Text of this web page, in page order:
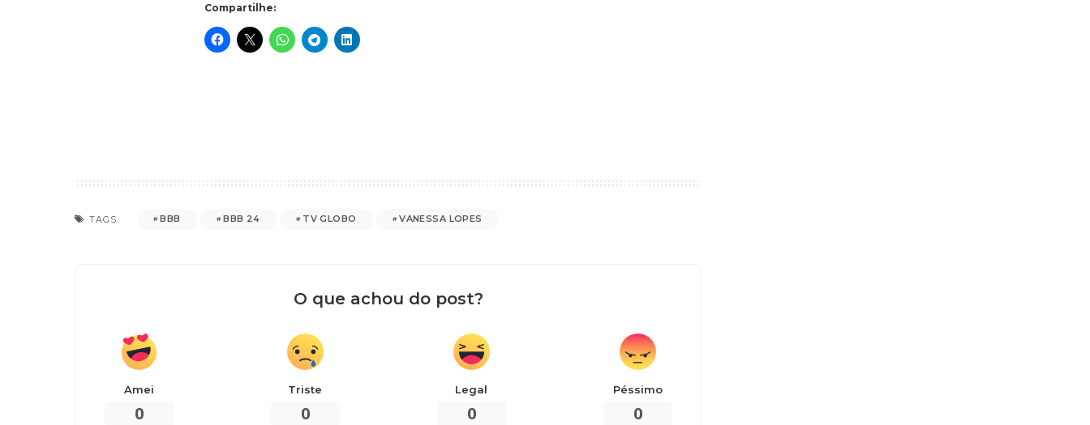
Compartilhe:
TAGS: BBB BBB 24 TV GLOBO VANESSA LOPES
O que achou do post?
Amei
0
Triste
0
Legal
0
Péssimo
0